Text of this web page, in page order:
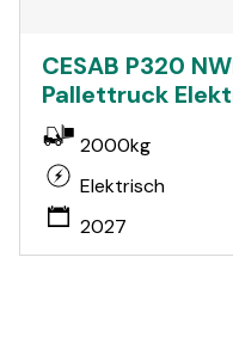
CESAB P320
Pallettruck
2000kg
Elektrisch
2027